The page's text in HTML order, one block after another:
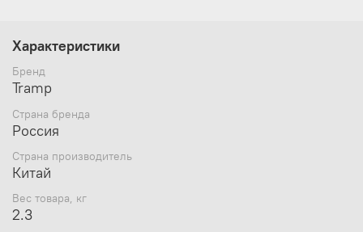
Структура низа ковра - Slides Less (точечное
по дну палатки при расположении на наклонных
поверхностях;
2 прочных пластиковых клапана для сокращения
времени самонадувания;
комплекте;
Состегивание с другими ковриками при помощи
кнопок на коврике;
Характеристики
Бренд
Tramp
Страна бренда
Россия
Страна производитель
Китай
Вес товара, кг
2.3